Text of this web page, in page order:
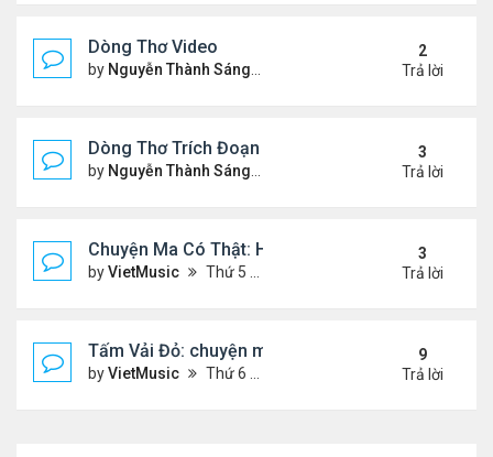
Dòng Thơ Video
by Nguyễn Thành Sáng Thứ 3 Tháng 10 22, 2024 2:03
2
Trả lời
Dòng Thơ Trích Đoạn (tiếp theo)
by Nguyễn Thành Sáng Thứ 2 Tháng 10 07, 2024 2:19
3
Trả lời
Chuyện Ma Có Thật: Hồng Vân, Lê Quốc Nam
byVietMusic Thứ 5 Tháng 11 05, 2020 2:49 pm
3
Trả lời
Tấm Vải Đỏ: chuyện ma kinh dị
byVietMusic Thứ 6 Tháng 10 16, 2020 10:39 am
9
Trả lời